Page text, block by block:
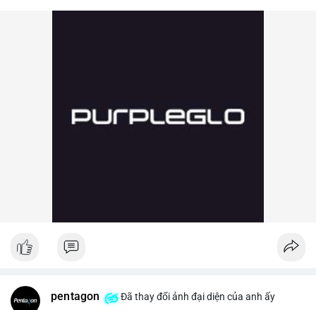
pentagon Đã thay đổi ảnh đại diện của anh ấy